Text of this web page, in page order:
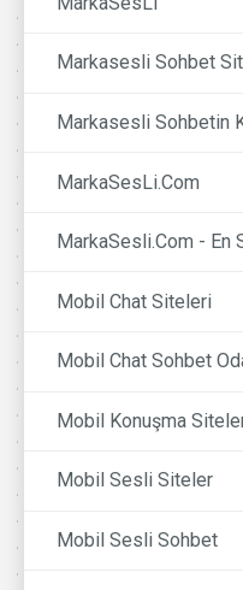
Markasesli Sohbet
Markasesli Sohbetin
MarkaSesLi.Com
MarkaSesli.Com - En
Mobil Chat Siteleri
Mobil Chat Sohbet
Mobil Konuşma
Mobil Sesli Siteler
Mobil Sesli Sohbet